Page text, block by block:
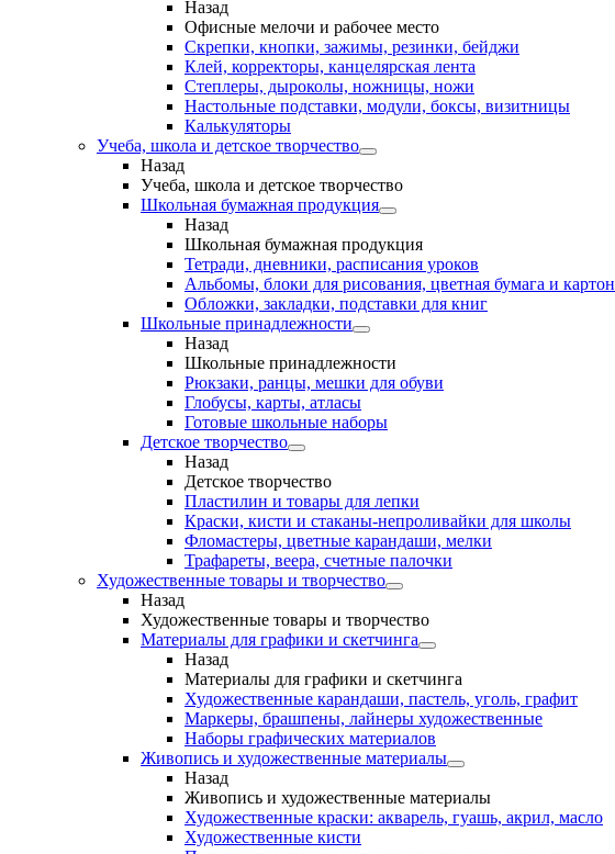
Назад
Офисные мелочи и рабочее место
Скрепки, кнопки, зажимы, резинки, бейджи
Клей, корректоры, канцелярская лента
Степлеры, дыроколы, ножницы, ножи
Настольные подставки, модули, боксы, визитницы
Калькуляторы
Учеба, школа и детское творчество
Назад
Учеба, школа и детское творчество
Школьная бумажная продукция
Назад
Школьная бумажная продукция
Тетради, дневники, расписания уроков
Альбомы, блоки для рисования, цветная бумага и картон
Обложки, закладки, подставки для книг
Школьные принадлежности
Назад
Школьные принадлежности
Рюкзаки, ранцы, мешки для обуви
Глобусы, карты, атласы
Готовые школьные наборы
Детское творчество
Назад
Детское творчество
Пластилин и товары для лепки
Краски, кисти и стаканы-непроливайки для школы
Фломастеры, цветные карандаши, мелки
Трафареты, веера, счетные палочки
Художественные товары и творчество
Назад
Художественные товары и творчество
Материалы для графики и скетчинга
Назад
Материалы для графики и скетчинга
Художественные карандаши, пастель, уголь, графит
Маркеры, брашпены, лайнеры художественные
Наборы графических материалов
Живопись и художественные материалы
Назад
Живопись и художественные материалы
Художественные краски: акварель, гуашь, акрил, масло
Художественные кисти